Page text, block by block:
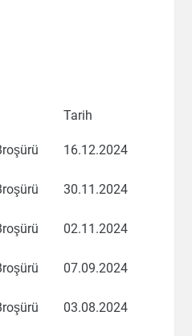
Tarih
16.12.2024
30.11.2024
02.11.2024
07.09.2024
03.08.2024